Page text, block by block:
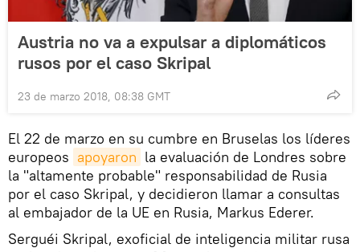
Austria no va a expulsar a diplomáticos
rusos por el caso Skripal
23 de marzo 2018, 08:38 GMT
El 22 de marzo en su cumbre en Bruselas los líderes
europeos apoyaron la evaluación de Londres sobre
la "altamente probable" responsabilidad de Rusia
por el caso Skripal, y decidieron llamar a consultas
al embajador de la UE en Rusia, Markus Ederer.
Serguéi Skripal, exoficial de inteligencia militar rusa